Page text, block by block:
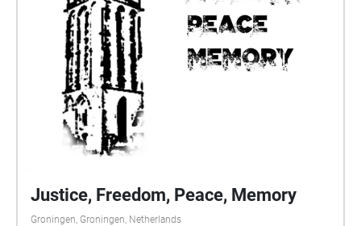
Justice, Freedom, Peace, Memory
Groningen, Groningen, Netherlands